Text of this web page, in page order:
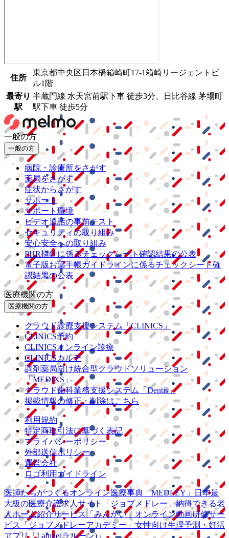
住所
東京都中央区日本橋箱崎町17-1箱崎リージェントビ
ル1階
最寄り
駅
半蔵門線 水天宮前駅下車 徒歩3分、日比谷線 茅場町
駅下車 徒歩5分
一般の方
一般の方
病院・診療所をさがす
薬局をさがす
症状からさがす
サポート
サポート環境
ビデオ通話の事前テスト
セキュリティの取り組み
安心安全への取り組み
PHR指針に係るチェックシート確認結果の公表
電子版お薬手帳ガイドラインに係るチェックシート確
認結果の公表
医療機関の方
医療機関の方
クラウド診療支援システム 「CLINICS」
CLINICS予約
CLINICSオンライン診療
CLINICSカルテ
調剤薬局向け統合型クラウドソリューション
「MEDIXS」
クラウド歯科業務支援システム 「Dentis」
掲載情報の修正・削除はこちら
利用規約
特定商取引法に基づく表記
プライバシーポリシー
外部送信ポリシー
運営会社
ロゴ利用ガイドライン
医師たちがつくるオンライン医療事典 「MEDLEY」
日本最
大級の医療介護求人サイト 「ジョブメドレー」納得できる老
人ホーム紹介サービス
「みんかい」 オンライン動画研修サー
ビス
「ジョブメドレーアカデミー」 女性向け生理予測・妊活
アプリ「Lalune(ラルーン)」